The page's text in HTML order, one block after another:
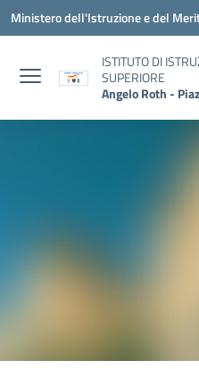
Vai ai contenuti
Vai al menu di navigazione
Vai al footer
Ministero dell'Istruzione e del
ISTITUTO DI
SUPERIORE
Angelo Roth -